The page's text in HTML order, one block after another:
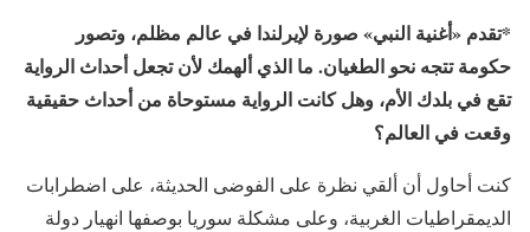
*تقدم «أغنية النبي» صورة لإيرلندا في عالم مظلم، وتصور
حكومة تتجه نحو الطغيان. ما الذي ألهمك لأن تجعل أحداث الرواية
تقع في بلدك الأم، وهل كانت الرواية مستوحاة من أحداث حقيقية
وقعت في العالم؟
كنت أحاول أن ألقي نظرة على الفوضى الحديثة، على اضطرابات
الديمقراطيات الغربية، وعلى مشكلة سوريا بوصفها انهيار دولة